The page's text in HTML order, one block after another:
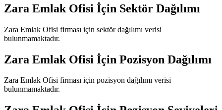
Zara Emlak Ofisi İçin Sektör Dağılımı
Zara Emlak Ofisi firması için sektör dağılımı verisi
bulunmamaktadır.
Zara Emlak Ofisi İçin Pozisyon Dağılımı
Zara Emlak Ofisi firması için pozisyon dağılımı verisi
bulunmamaktadır.